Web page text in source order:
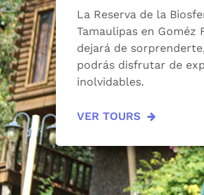
La Reserva de la
Tamaulipas en Goméz
dejará de
podrás disfrutar de
inolvidables.
VER TOURS